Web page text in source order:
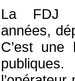
La FDJ
années,
C’est